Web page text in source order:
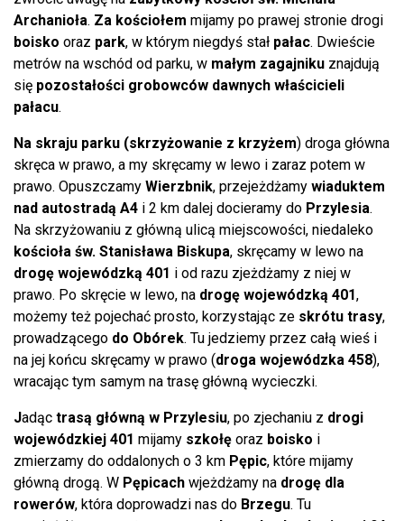
Archanioła. Za kościołem mijamy po prawej stronie drogi
boisko oraz park, w którym niegdyś stał pałac. Dwieście
metrów na wschód od parku, w małym zagajniku znajdują
się pozostałości grobowców dawnych właścicieli
pałacu.
N a skraju parku (skrzyżowanie z krzyżem) droga główna
skręca w prawo, a my skręcamy w lewo i zaraz potem w
prawo. Opuszczamy Wierzbnik, przejeżdżamy wiaduktem
nad autostradą A4 i 2 km dalej docieramy do Przylesia.
Na skrzyżowaniu z główną ulicą miejscowości, niedaleko
kościoła św. Stanisława Biskupa, skręcamy w lewo na
drogę wojewódzką 401 i od razu zjeżdżamy z niej w
prawo. Po skręcie w lewo, na drogę wojewódzką 401,
możemy też pojechać prosto, korzystając ze skrótu trasy,
prowadzącego do Obórek. Tu jedziemy przez całą wieś i
na jej końcu skręcamy w prawo (droga wojewódzka 458),
wracając tym samym na trasę główną wycieczki.
Jadąc trasą główną w Przylesiu, po zjechaniu z drogi
wojewódzkiej 401 mijamy szkołę oraz boisko i
zmierzamy do oddalonych o 3 km Pępic, które mijamy
główną drogą. W Pępicach wjeżdżamy na drogę dla
rowerów, która doprowadzi nas do Brzegu. Tu